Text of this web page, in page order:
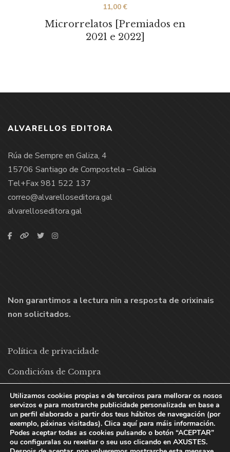
Microrrelatos [Premiados en
2021 e 2022]
11,00€
ALVARELLOS EDITORA
Rúa de Sempre en Galiza, 4
15706 Santiago de Compostela – Galicia
Tel+Fax 981 522 137
correo@alvarelloseditora.gal
alvarelloseditora.gal
Non garantimos a lectura nin a resposta de orixinais
non solicitados.
Política de privacidade
Condicións de Compra
Política de cookies
Utilizamos cookies propias e de terceiros para mellorar os nosos
servizos e para mostrarche publicidade personalizada en base a
un perfil elaborado a partir dos teus hábitos de navegación (por
exemplo, páxinas visitadas). Clica aquí para máis información.
Podes aceptar todas as cookies pulsando o botón “ACEPTAR”
ou configuralas ou rexeitar o seu uso clicando en AXUSTES.